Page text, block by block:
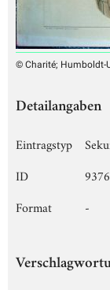
© Charité; Humboldt-
Detailangaben
Eintragstyp
ID
9376
Format
-